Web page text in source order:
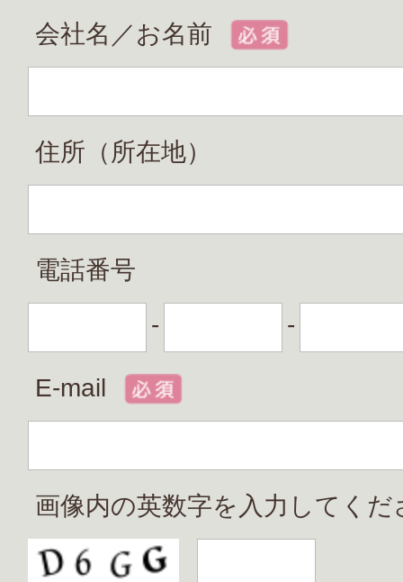
会社名／お名前
住所（所在地）
電話番号
-
-
E-mail
画像内の英数字を入力してくだ